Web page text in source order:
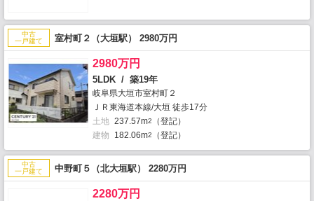
中古
一戸建て
室村町２（大垣駅） 2980万円
2980万円
5LDK / 築19年
岐阜県大垣市室村町２
ＪＲ東海道本線/大垣 徒歩17分
土地 237.57m2
（登記）
建物
182.06m2 （登記）
中古
一戸建て
中野町５（北大垣駅） 2280万円
2280万円